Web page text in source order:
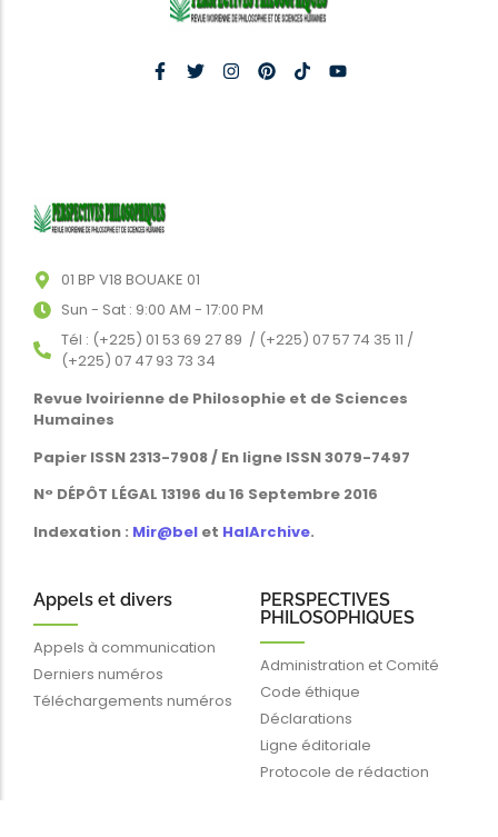
01 BP V18 BOUAKE 01
Sun - Sat : 9:00 AM - 17:00 PM
Tél : (+225) 01 53 69 27 89 / (+225) 07 57 74 35 11 /
(+225) 07 47 93 73 34
Revue Ivoirienne de Philosophie et de Sciences
Humaines
Papier ISSN 2313-7908 / En ligne ISSN 3079-7497
N° DÉPÔT LÉGAL 13196 du 16 Septembre 2016
Indexation : Mir@bel et HalArchive.
Appels et divers
Appels à communication
Derniers numéros
Téléchargements numéros
PERSPECTIVES
PHILOSOPHIQUES
Administration et Comité
Code éthique
Déclarations
Ligne éditoriale
Protocole de rédaction